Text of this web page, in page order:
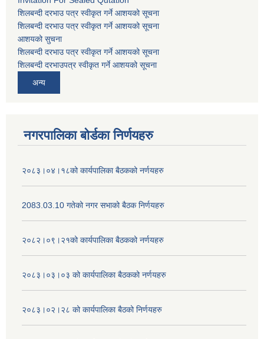
शिलबन्दी दरभाउ पत्र स्वीकृत गर्ने आशयको सूचना
शिलबन्दी दरभाउ पत्र स्वीकृत गर्ने आशयको सूचना
आशयको सुचना
शिलबन्दी दरभाउ पत्र स्वीकृत गर्ने आशयको सूचना
शिलबन्दी दरभाउपत्र स्वीकृत गर्ने आशयको सूचना
अन्य
नगरपालिका बोर्डका निर्णयहरु
२०८३।०४।१८को कार्यपालिका बैठकको नर्णयहरु
2083.03.10 गतेको नगर सभाको बैठक निर्णयहरु
२०८२।०९।२१को कार्यपालिका बैठकको नर्णयहरु
२०८३।०३।०३ को कार्यपालिका बैठकको नर्णयहरु
२०८३।०२।२८ को कार्यपालिका बैठको निर्णयहरु